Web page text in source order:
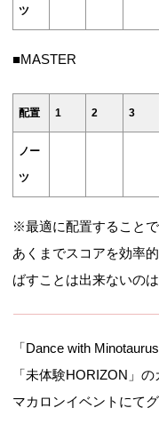
ツ
■MASTER
配置 1 2 3
ノー
ツ
※最適に配置すること
あくまでスコアを効率
ばすことは出来ないの
「Dance with
「未体験HORIZON」
マカロンイベントにて